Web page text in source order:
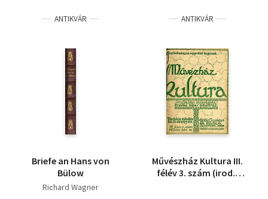
ANTIKVÁR
Briefe an Hans von
Bülow
Richard Wagner
ANTIKVÁR
Művészház Kultura III.
félév 3. szám (irod.,